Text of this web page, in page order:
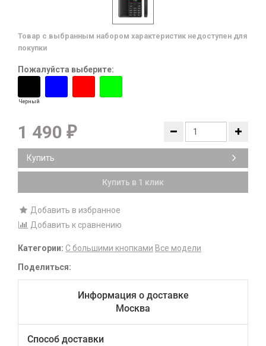
Товар с выбранным набором характеристик недоступен для
покупки
Пожалуйста выберите:
Черный
1 490 ₽
Купить
Купить в 1 клик
Добавить в избранное
Добавить к сравнению
Категории: С большими кнопками Все модели
Поделиться:
Информация о доставке
Москва
Способ доставки